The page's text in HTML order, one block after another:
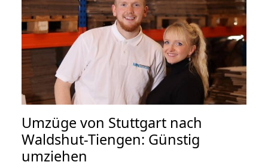
Umzüge von Stuttgart nach
Waldshut-Tiengen: Günstig
umziehen